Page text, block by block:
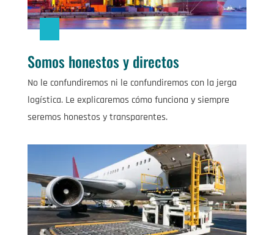
Somos honestos y directos
No le confundiremos ni le confundiremos con la jerga
logística. Le explicaremos cómo funciona y siempre
seremos honestos y transparentes.